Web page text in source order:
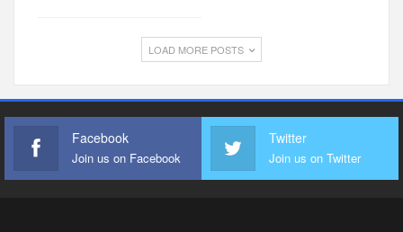
LOAD MORE POSTS
Facebook
Join us on Facebook
Twitter
Join us on Twitter